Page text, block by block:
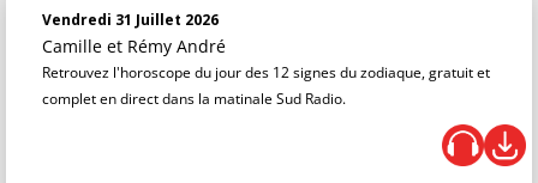
Vendredi 31 Juillet 2026
Camille et Rémy André
Retrouvez l'horoscope du jour des 12 signes du zodiaque, gratuit et
complet en direct dans la matinale Sud Radio.